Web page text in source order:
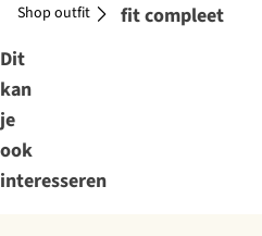
Maak je outfit compleet
Shop outfit
Dit
kan
je
ook
interesseren